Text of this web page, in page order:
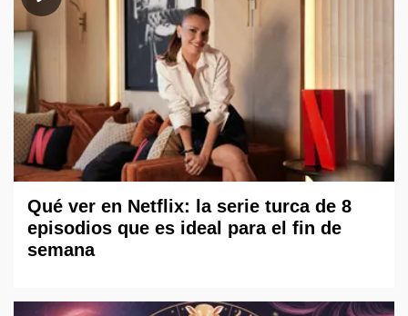
Qué ver en Netflix: la serie turca de 8
episodios que es ideal para el fin de
semana